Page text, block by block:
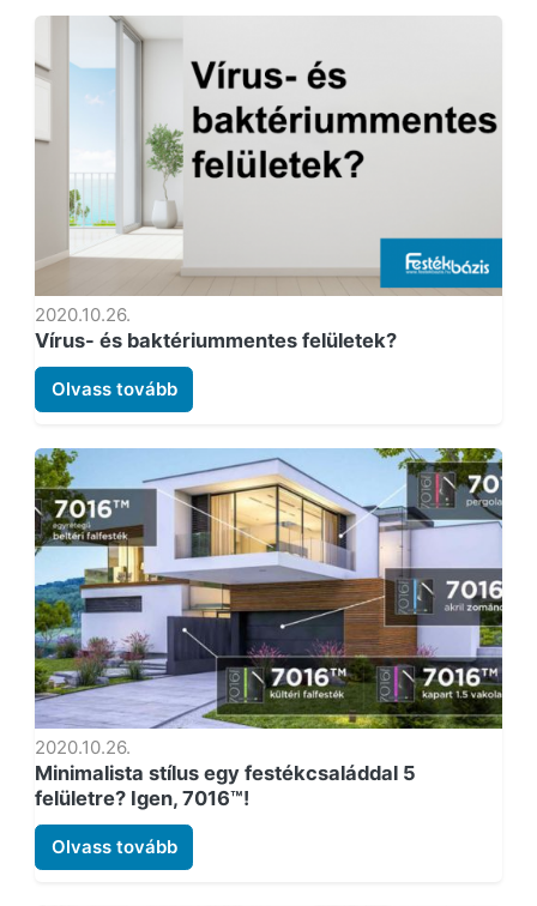
2020.10.26.
Vírus- és baktériummentes felületek?
Olvass tovább
2020.10.26.
Minimalista stílus egy festékcsaláddal 5
felületre? Igen, 7016™!
Olvass tovább